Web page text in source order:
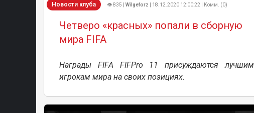
Новости клуба 👁 835 | Wilgeforz | 18.12.2020 12:00:22 | Комм. (0)
Четверо «красных» попали в сборную
мира FIFA
Награды FIFA FIFPro 11 присуждаются лучшим
игрокам мира на своих позициях.